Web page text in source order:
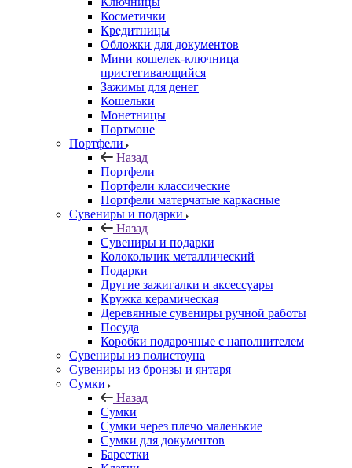
Косметички
Кредитницы
Обложки для документов
Мини кошелек-ключница
пристегивающийся
Зажимы для денег
Кошельки
Монетницы
Портмоне
Портфели
Назад
Портфели
Портфели классические
Портфели матерчатые каркасные
Сувениры и подарки
Назад
Сувениры и подарки
Колокольчик металлический
Подарки
Другие зажигалки и аксессуары
Кружка керамическая
Деревянные сувениры ручной работы
Посуда
Коробки подарочные с наполнителем
Сувениры из полистоуна
Сувениры из бронзы и янтаря
Сумки
Назад
Сумки
Сумки через плечо маленькие
Сумки для документов
Барсетки